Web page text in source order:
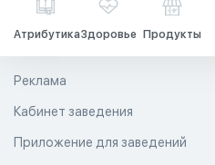
АтрибутикаЗдоровье Продукты
Реклама
Кабинет заведения
Приложение для заведений